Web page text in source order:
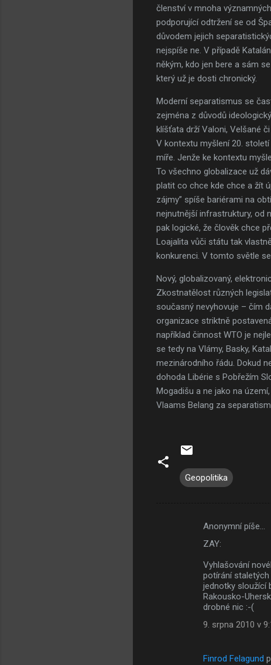
členství v mnoha
podporující odtržení se od
důvodem jejich
nejspíše ne. V případě
někým, kdo jen bere a sám
který už je dosti chronický.
Moderní separatismus se
zejména z důvodů
klíšťata drží Valoni, Velšané
V kontextu myšlení 20.
míře. Jenže ke kontextu
To všechno globalizace už
platit co chce kde chce a žít
zájmy” spíše bariérami na
nejnutnější infrastruktury, od
pak logické, že člověk chce
Loajalita vůči státu tak
konkurenci. V tomto světle
Nový, globalizovaný,
Zkostnatělost různých
současný nevyhovuje – čím
organizace striktně
například činnost WTO je
se tedy na Vlámy, Basky,
mezinárodního řádu. Dokud
dohoda Libérie s Pobřežím
Mogadišu a ne jako na
Vlaams Belang za
Geopolitika
Anonymní píše…
ZAY:
Vyhlašování
potírání staletých
jednotky sloužící
Rakousko-
drobné nic :-(
9. srpna 2010 v
Finrod Felagund